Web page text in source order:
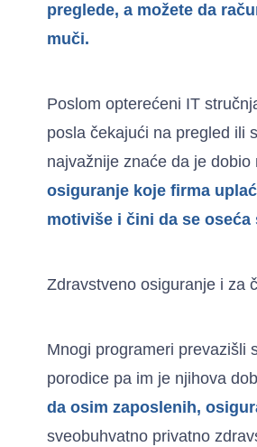
preglede, a možete da
muči.
Poslom opterećeni IT
posla čekajući na pregled ili
najvažnije znaće da je
osiguranje koje firma
motiviše i čini da se
Zdravstveno osiguranje i za
Mnogi programeri prevazišli
porodice pa im je njihova
da osim zaposlenih,
sveobuhvatno privatno